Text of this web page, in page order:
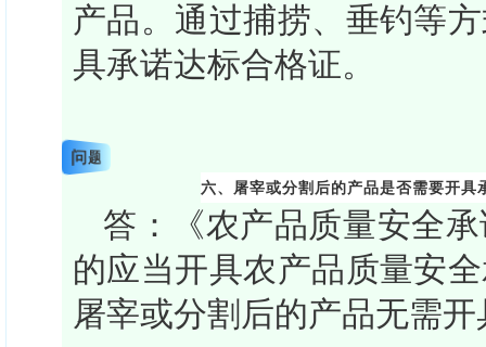
产品。通过捕捞、垂钓等
具承诺达标合格证。
问题
六、屠宰或分割后的产品是否需要开具
答：《农产品质量安全
的应当开具农产品质量安
屠宰或分割后的产品无需